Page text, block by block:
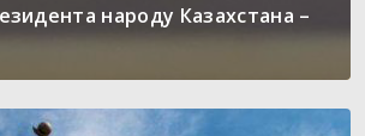
народу Казахстана –